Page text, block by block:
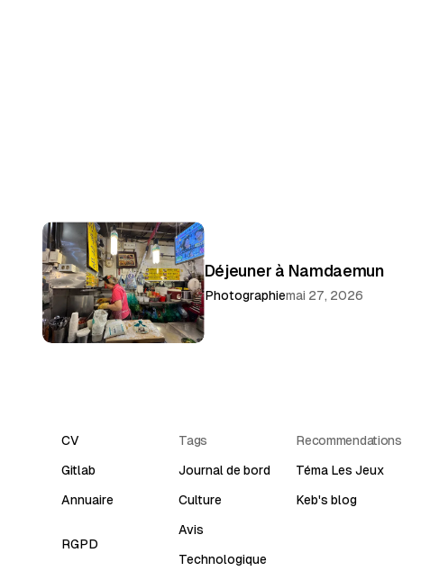
Déjeuner à Namdaemun
Photographiemai 27, 2026
CV
Gitlab
Annuaire
RGPD
Tags
Journal de bord
Culture
Avis
Technologique
Recommendations
Téma Les Jeux
Keb's blog